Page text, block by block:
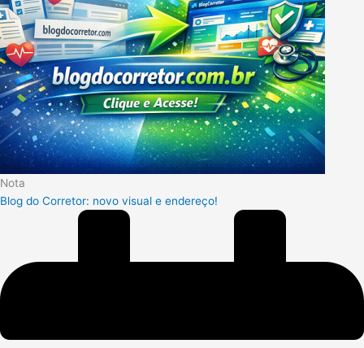
Nota
Blog do Corretor: novo visual e endereço!